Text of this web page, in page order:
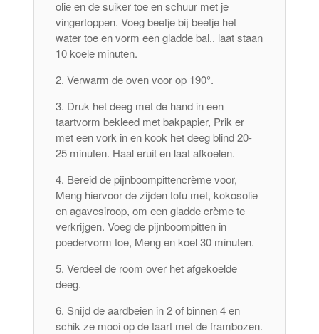
olie en de suiker toe en schuur met je
vingertoppen. Voeg beetje bij beetje het
water toe en vorm een ​​gladde bal.. laat staan
10 koele minuten.
Verwarm de oven voor op 190°.
Druk het deeg met de hand in een
taartvorm bekleed met bakpapier, Prik er
met een vork in en kook het deeg blind 20-
25 minuten. Haal eruit en laat afkoelen.
Bereid de pijnboompittencrème voor,
Meng hiervoor de zijden tofu met, kokosolie
en agavesiroop, om een ​​gladde crème te
verkrijgen. Voeg de pijnboompitten in
poedervorm toe, Meng en koel 30 minuten.
Verdeel de room over het afgekoelde
deeg.
Snijd de aardbeien in 2 of binnen 4 en
schik ze mooi op de taart met de frambozen.